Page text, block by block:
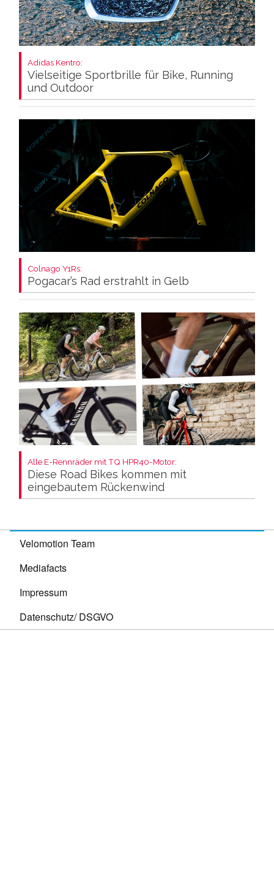
Adidas Kentro:
Vielseitige Sportbrille für Bike, Running
und Outdoor
Colnago Y1Rs:
Pogacar’s Rad erstrahlt in Gelb
Alle E-Rennräder mit TQ HPR40-Motor:
Diese Road Bikes kommen mit
eingebautem Rückenwind
Velomotion Team
Mediafacts
Impressum
Datenschutz/ DSGVO